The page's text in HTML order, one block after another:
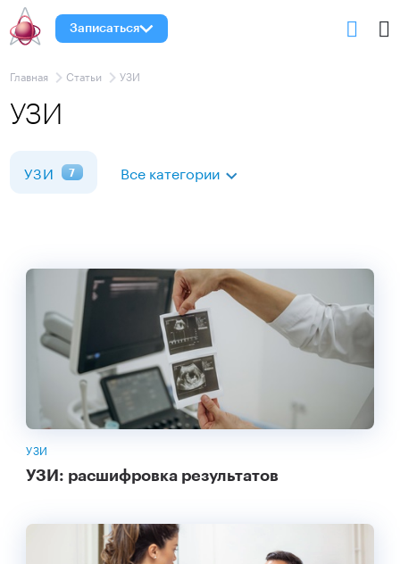
Записаться
Главная Статьи УЗИ
УЗИ
УЗИ 7 Все категории
УЗИ
УЗИ: расшифровка результатов